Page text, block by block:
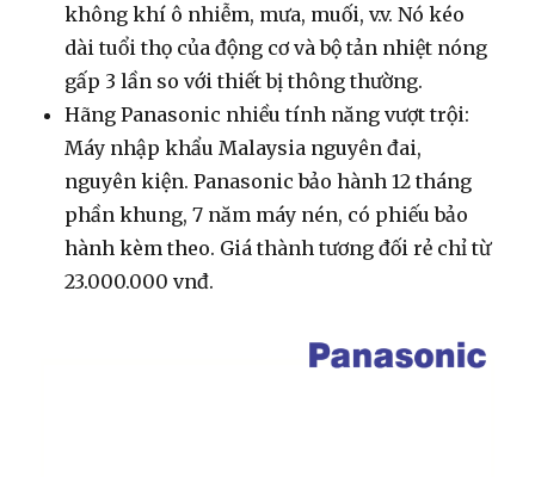
không khí ô nhiễm, mưa, muối, v.v. Nó kéo
dài tuổi thọ của động cơ và bộ tản nhiệt nóng
gấp 3 lần so với thiết bị thông thường.
Hãng Panasonic nhiều tính năng vượt trội:
Máy nhập khẩu Malaysia nguyên đai,
nguyên kiện. Panasonic bảo hành 12 tháng
phần khung, 7 năm máy nén, có phiếu bảo
hành kèm theo. Giá thành tương đối rẻ chỉ từ
23.000.000 vnđ.